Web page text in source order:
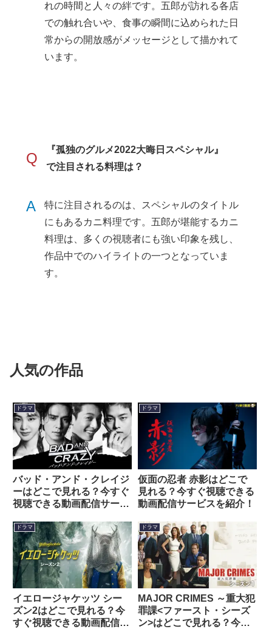
れの時間と人々の絆です。五郎が訪れる各店
での触れ合いや、食事の瞬間に込められた日
常からの開放感がメッセージとして描かれて
います。
Q
『孤独のグルメ2022大晦日スペシャル』
で注目される料理は？
A
特に注目されるのは、スペシャルのタイトル
にもあるカニ料理です。五郎が堪能するカニ
料理は、多くの視聴者にも強い印象を残し、
作品中でのハイライトの一つとなっていま
す。
人気の作品
ドラマ
バッド・アンド・クレイジ
ーはどこで見れる？今すぐ
視聴できる動画配信サービ
ドラマ
仮面の忍者 赤影はどこで
見れる？今すぐ視聴できる
動画配信サービスを紹介！
ドラマ
イエロージャケッツ シー
ズン2はどこで見れる？今
すぐ視聴できる動画配信サ
ドラマ
MAJOR CRIMES ～重大犯
罪課<ファースト・シーズ
ン>はどこで見れる？今す